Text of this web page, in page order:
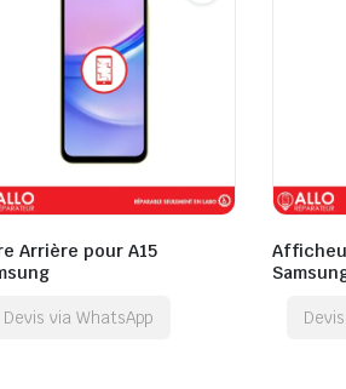
Arrière pour A15
Devis via WhatsApp